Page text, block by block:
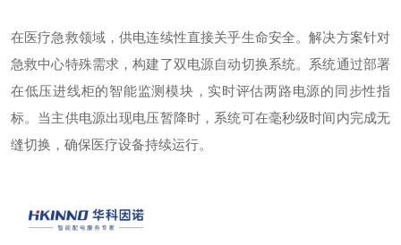
在医疗急救领域，供电连续性直接关乎生命安全。解决方案针对
急救中心特殊需求，构建了双电源自动切换系统。系统通过部署
在低压进线柜的智能监测模块，实时评估两路电源的同步性指
标。当主供电源出现电压暂降时，系统可在毫秒级时间内完成无
缝切换，确保医疗设备持续运行。